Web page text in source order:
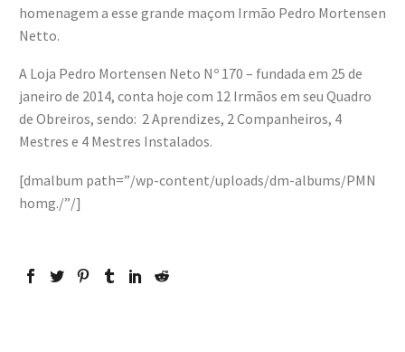
homenagem a esse grande maçom Irmão Pedro Mortensen
Netto.
A Loja Pedro Mortensen Neto Nº 170 – fundada em 25 de
janeiro de 2014, conta hoje com 12 Irmãos em seu Quadro
de Obreiros, sendo: 2 Aprendizes, 2 Companheiros, 4
Mestres e 4 Mestres Instalados.
[dmalbum path=”/wp-content/uploads/dm-albums/PMN
homg./”/]